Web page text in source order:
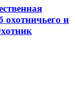
охотничьего и